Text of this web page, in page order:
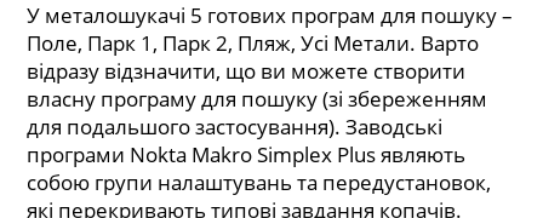
У металошукачі 5 готових програм для пошуку –
Поле, Парк 1, Парк 2, Пляж, Усі Метали. Варто
відразу відзначити, що ви можете створити
власну програму для пошуку (зі збереженням
для подальшого застосування). Заводські
програми Nokta Makro Simplex Plus являють
собою групи налаштувань та передустановок,
які перекривають типові завдання копачів.